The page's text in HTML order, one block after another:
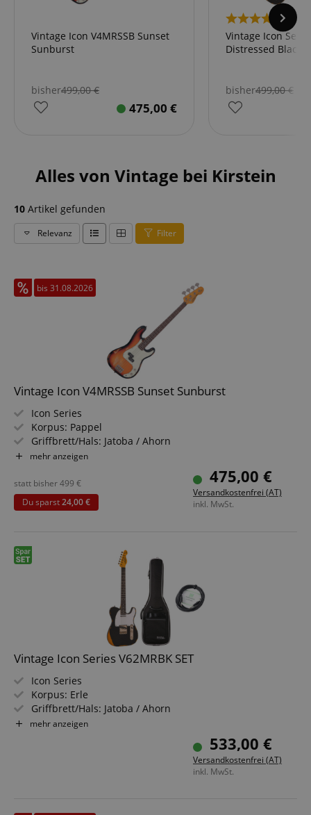
Vintage Icon V4MRSSB Sunset
Sunburst
bisher499,00€
475,00 €
Vintage Icon
Distressed Black
bisher499,00€
Alles von Vintage bei Kirstein
10 Artikel gefunden
Relevanz Filter
bis 31.08.2026
Vintage Icon V4MRSSB Sunset Sunburst
Icon Series
Korpus: Pappel
Griffbrett/Hals: Jatoba / Ahorn
Tonabnehmer: 1 x Wilkinson WPB Pickup
mehr anzeigen
475,00 €
Versandkostenfrei (AT)
inkl. MwSt.
statt bisher499 €
Du sparst24,00 €
Vintage Icon Series V62MRBK SET
Icon Series
Korpus: Erle
Griffbrett/Hals: Jatoba / Ahorn
Tonabnehmer: Wilkinson Single Coil WVTN & WVTB
mehr anzeigen
533,00 €
Versandkostenfrei (AT)
inkl. MwSt.